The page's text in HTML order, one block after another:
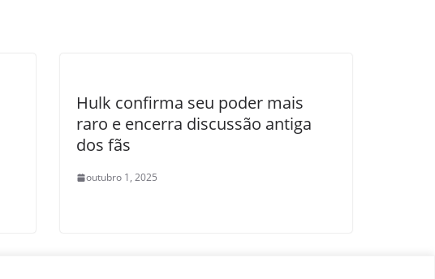
Hulk confirma seu poder mais
raro e encerra discussão antiga
dos fãs
outubro 1, 2025